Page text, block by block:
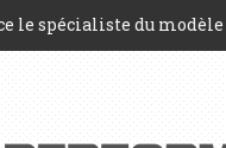
le spécialiste du